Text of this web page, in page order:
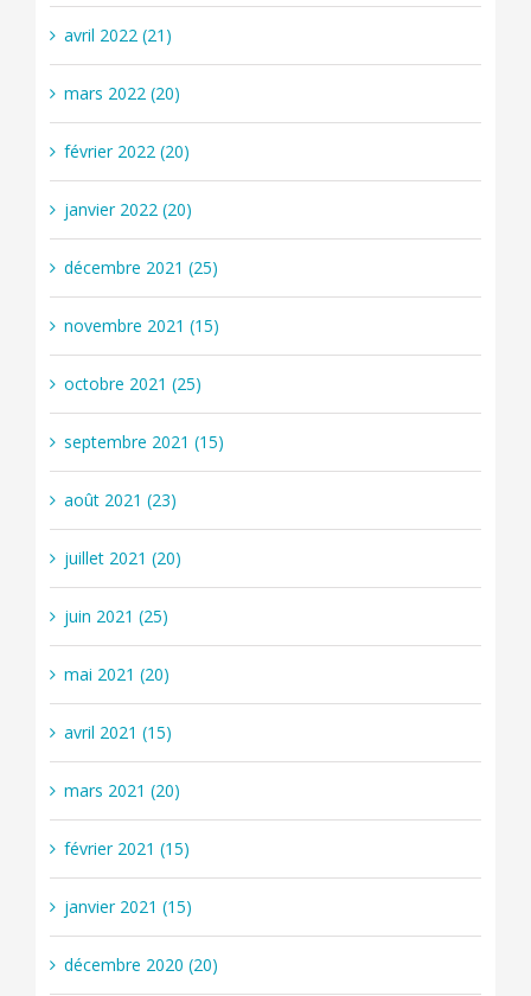
avril 2022 (21)
mars 2022 (20)
février 2022 (20)
janvier 2022 (20)
décembre 2021 (25)
novembre 2021 (15)
octobre 2021 (25)
septembre 2021 (15)
août 2021 (23)
juillet 2021 (20)
juin 2021 (25)
mai 2021 (20)
avril 2021 (15)
mars 2021 (20)
février 2021 (15)
janvier 2021 (15)
décembre 2020 (20)